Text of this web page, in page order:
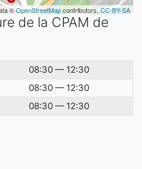
©OpenStreetMapcontributors,CC-BY-SA
de la CPAM de
08:30 — 12:30
08:30 — 12:30
08:30 — 12:30